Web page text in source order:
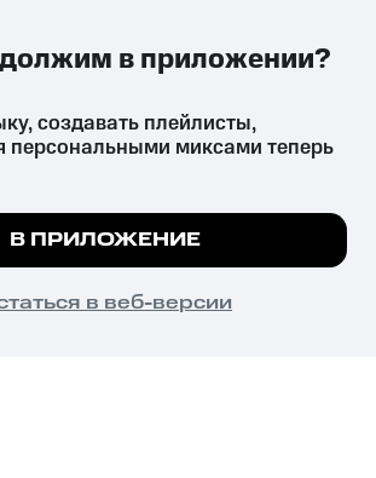
ПРИЛОЖЕНИЕ
их аналогов причиняет вред здоровью,
запрещён и влечёт установленную
ответственность.
куки, чтобы на сайте все
ПОНЯТНО
создавать плейлисты,
персональными миксами теперь
В ПРИЛОЖЕНИЕ
в веб-версии